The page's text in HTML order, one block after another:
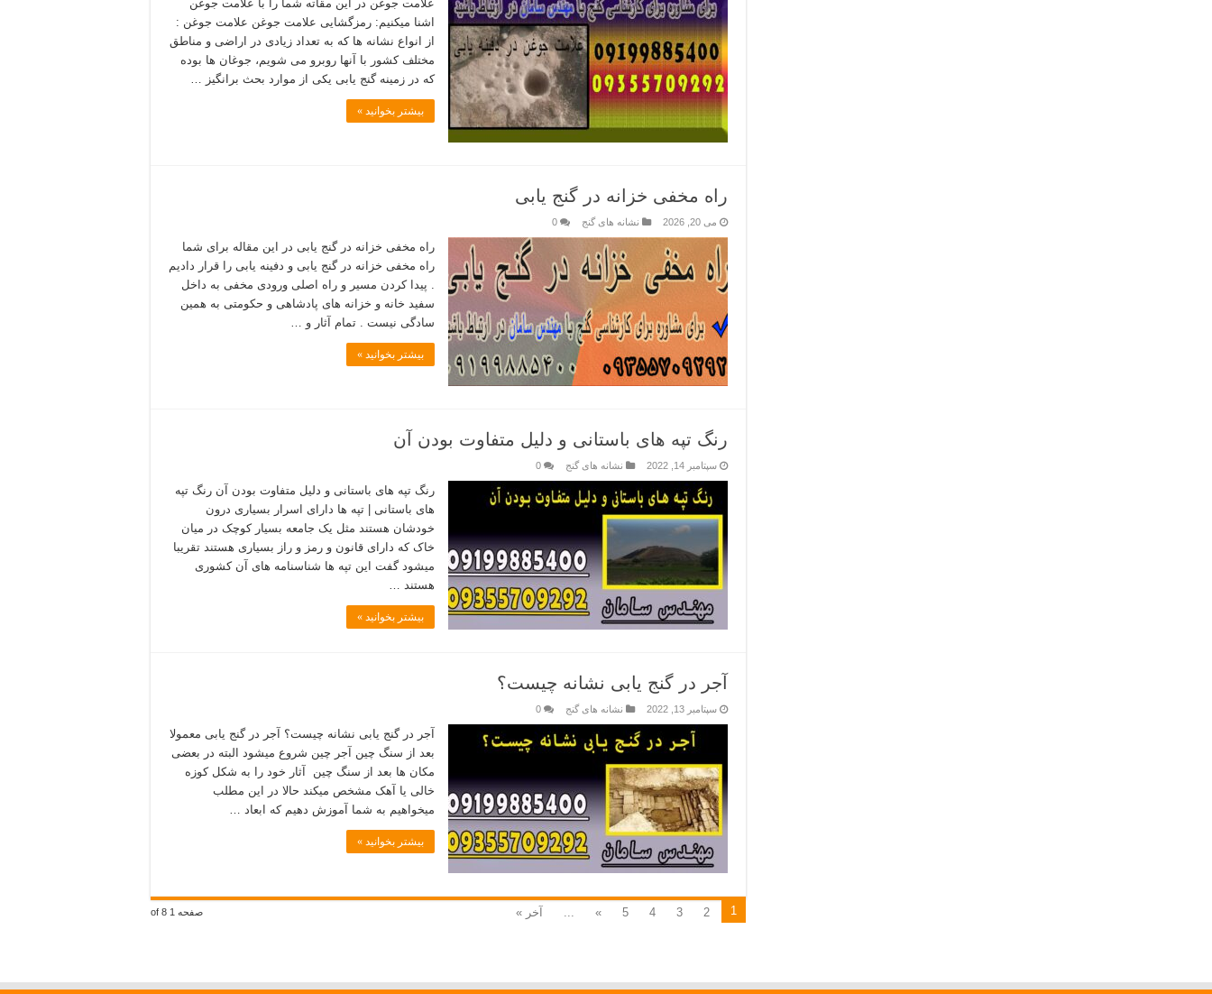
علامت جوغن در این مقاته شما را با علامت جوغن
اشنا میکنیم: رمزگشایی علامت جوغن علامت جوغن :
از انواع نشانه ها که به تعداد زیادی در اراضی و مناطق
مختلف کشور با آنها روبرو می شویم، جوغان ها بوده
که در زمینه گنج یابی یکی از موارد بحث برانگیز …
بیشتر بخوانید »
راه مخفی خزانه در گنج یابی
می 20, 2026 نشانه های گنج 0
راه مخفی خزانه در گنج یابی در این مقاله برای شما
راه مخفی خزانه در گنج یابی و دفینه یابی را قرار دادیم
. پیدا کردن مسیر و راه اصلی ورودی مخفی به داخل
سفید خانه و خزانه های پادشاهی و حکومتی به همین
سادگی نیست . تمام آثار و …
بیشتر بخوانید »
رنگ تپه های باستانی و دلیل متفاوت بودن آن
سپتامبر 14, 2022 نشانه های گنج 0
رنگ تپه های باستانی و دلیل متفاوت بودن آن رنگ تپه
های باستانی | تپه ها دارای اسرار بسیاری درون
خودشان هستند مثل یک جامعه بسیار کوچک در میان
خاک که دارای قانون و رمز و راز بسیاری هستند تقریبا
میشود گفت این تپه ها شناسنامه های آن کشوری
هستند …
بیشتر بخوانید »
آجر در گنج یابی نشانه چیست؟
سپتامبر 13, 2022 نشانه های گنج 0
آجر در گنج یابی نشانه چیست؟ آجر در گنج یابی معمولا
بعد از سنگ چین آجر چین شروع میشود البته در بعضی
مکان ھا بعد از سنگ چین آثار خود را به شکل کوزه
خالی یا آھک مشخص میکند حالا در این مطلب
میخواهیم به شما آموزش دهیم که ابعاد …
بیشتر بخوانید »
صفحه 1 of 8 1
2
3
4
5
»
... آخر »